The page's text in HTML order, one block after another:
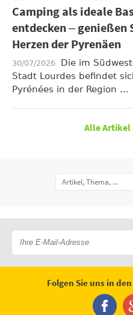
Camping als ideale
entdecken –
Herzen der Pyrenäen
30/07/2026
Die im
Stadt Lourdes befindet
Pyrénées in der Region ...
Alle Artikel
Folgen Sie uns in